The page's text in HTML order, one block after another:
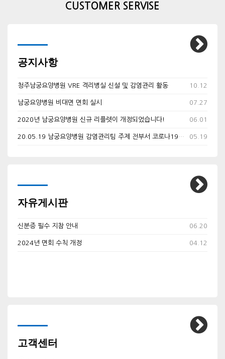
CUSTOMER SERVISE
공지사항
10.12
청주남궁요양병원 VRE 격리병실 신설 및 감염관리 활동
07.27
남궁요양병원 비대면 면회 실시
06.01
2020년 남궁요양병원 신규 리플렛이 개정되었습니다!
05.19
20.05.19 남궁요양병원 감염관리팀 주제 전부서 코로나19 대책 회의
자유게시판
06.20
신분증 필수 지참 안내
04.12
2024년 면회 수칙 개정
고객센터